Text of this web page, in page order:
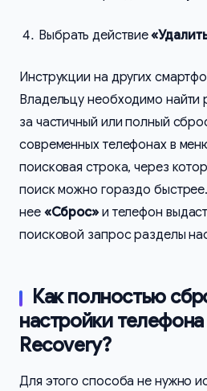
Выбрать действие
Инструкции на других
Владельцу необходимо найти
за частичный или полный
современных телефонах в
поисковая строка, через
поиск можно гораздо
нее «Сброс»и телефон
поисковой запрос разделы
Как полностью
настройки
Recovery?
Для этого способа не нужно